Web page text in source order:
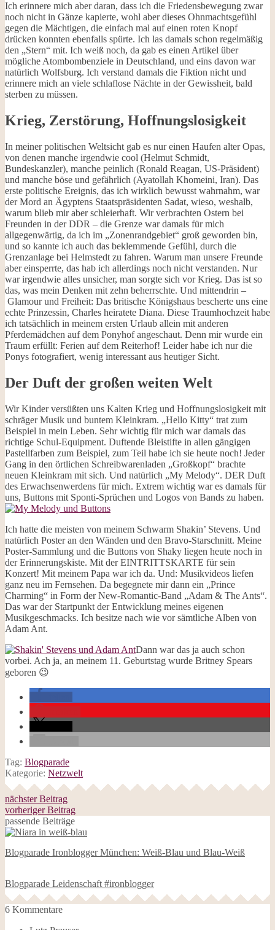
Ich erinnere mich aber daran, dass ich die Friedensbewegung zwar
noch nicht in Gänze kapierte, wohl aber dieses Ohnmachtsgefühl
gegen die Mächtigen, die einfach mal auf einen roten Knopf
drücken konnten ebenfalls spürte. Ich las damals schon regelmäßig
den „Stern“ mit. Ich weiß noch, da gab es einen Artikel über
mögliche Atombombenziele in Deutschland, und eins davon war
natürlich Wolfsburg. Ich verstand damals die Fiktion nicht und
erinnere mich an viele schlaflose Nächte in der Gewissheit, bald
sterben zu müssen.
Krieg, Zerstörung, Hoffnungslosigkeit
In meiner politischen Weltsicht gab es nur einen Haufen alter Opas,
von denen manche irgendwie cool (Helmut Schmidt,
Bundeskanzler), manche peinlich (Ronald Reagan, US-Präsident)
und manche böse und gefährlich (Ayatollah Khomeini, Iran). Das
erste politische Ereignis, das ich wirklich bewusst wahrnahm, war
der Mord an Ägyptens Staatspräsidenten Sadat, wieso, weshalb,
warum blieb mir aber schleierhaft. Wir verbrachten Ostern bei
Freunden in der DDR – die Grenze war damals für mich
allgegenwärtig, da ich im „Zonenrandgebiet“ groß geworden bin,
und so kannte ich auch das beklemmende Gefühl, durch die
Grenzanlage bei Helmstedt zu fahren. Warum man unsere Freunde
aber einsperrte, das hab ich allerdings noch nicht verstanden. Nur
war irgendwie alles unsicher, man sorgte sich vor Krieg. Das ist so
das, was mein Denken mit zehn beherrschte. Und mittendrin –
Glamour und Freiheit: Das britische Königshaus bescherte uns eine
echte Prinzessin, Charles heiratete Diana. Diese Traumhochzeit habe
ich tatsächlich in meinem ersten Urlaub allein mit anderen
Pferdemädchen auf dem Ponyhof angeschaut. Denn mir wurde ein
Traum erfüllt: Ferien auf dem Reiterhof! Leider habe ich nur die
Ponys fotografiert, wenig interessant aus heutiger Sicht.
Der Duft der großen weiten Welt
Wir Kinder versüßten uns Kalten Krieg und Hoffnungslosigkeit mit
schräger Musik und buntem Kleinkram. „Hello Kitty“ trat zum
Beispiel in mein Leben. Sehr wichtig für mich war damals das
richtige Schul-Equipment. Duftende Bleistifte in allen gängigen
Pastellfarben zum Beispiel, zum Teil habe ich sie heute noch! Jeder
Gang in den örtlichen Schreibwarenladen „Großkopf“ brachte
neuen Kleinkram mit sich. Und natürlich „My Melody“. DER Duft
des Erwachsenwerdens für mich. Extrem wichtig war es damals für
uns, Buttons mit Sponti-Sprüchen und Logos von Bands zu haben.
Ich hatte die meisten von meinem Schwarm Shakin’ Stevens. Und
natürlich Poster an den Wänden und den Bravo-Starschnitt. Meine
Poster-Sammlung und die Buttons von Shaky liegen heute noch in
der Erinnerungskiste. Mit der EINTRITTSKARTE für sein
Konzert! Mit meinem Papa war ich da. Und: Musikvideos liefen
ganz neu im Fernsehen. Da begegnete mir dann ein „Prince
Charming“ in Form der New-Romantic-Band „Adam & The Ants“.
Das war der Startpunkt der Entwicklung meines eigenen
Musikgeschmacks. Ich besitze nach wie vor sämtliche Alben von
Adam Ant.
Dann war das ja auch schon
vorbei. Ach ja, an meinem 11. Geburtstag wurde Britney Spears
geboren 😉
Tag: Blogparade
Kategorie: Netzwelt
nächster Beitrag
vorheriger Beitrag
passende Beiträge
Blogparade Ironblogger München: Weiß-Blau und Blau-Weiß
Blogparade Leidenschaft #ironblogger
6 Kommentare